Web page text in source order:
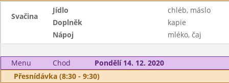
Svačina
Jídlo
chléb, máslo
Doplněk
kapie
Nápoj
mléko, čaj
Menu Chod
Pondělí 14. 12. 2020
Přesnídávka (8:30 - 9:30)